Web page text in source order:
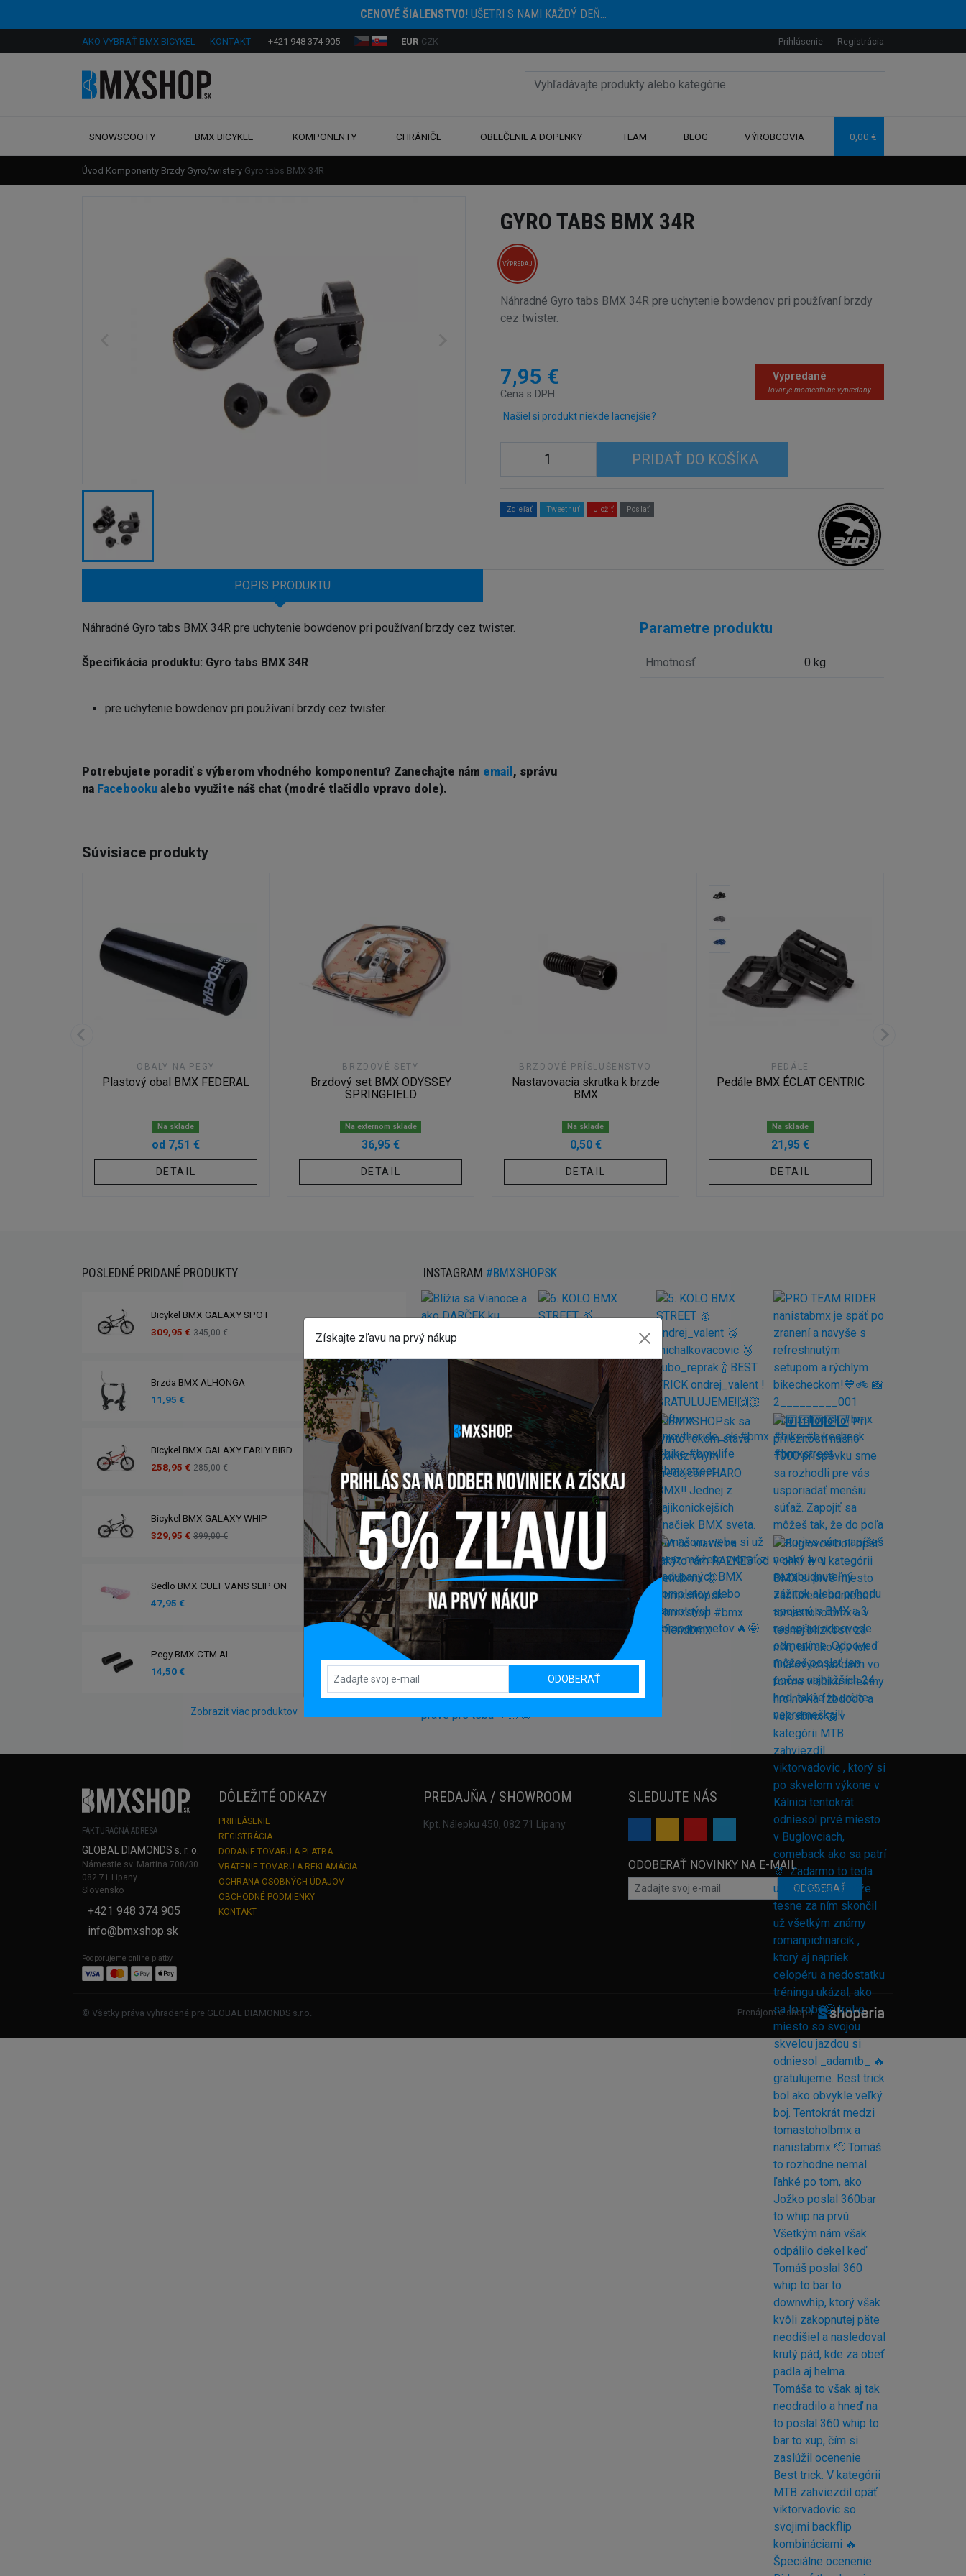
CENOVÉ ŠIALENSTVO!UŠETRI S NAMI KAŽDÝ DEŇ...
AKO VYBRAŤ BMX BICYKEL KONTAKT +421 948 374 905 EUR CZK Prihlásenie Registrácia
SNOWSCOOTY BMX BICYKLE KOMPONENTY CHRÁNIČE OBLEČENIE A DOPLNKY TEAM BLOG VÝROBCOVIA 0,00 €
Úvod Komponenty Brzdy Gyro/twistery Gyro tabs BMX 34R
GYRO TABS BMX 34R
VÝPREDAJ
Náhradné Gyro tabs BMX 34R pre uchytenie bowdenov pri používaní brzdy
cez twister.
7,95 €
Cena s DPH
Vypredané
Tovar je momentálne vypredaný.
Našiel si produkt niekde lacnejšie?
PRIDAŤ DO KOŠÍKA
Zdieľať Tweetnuť Uložiť Poslať
POPIS PRODUKTU
Náhradné Gyro tabs BMX 34R pre uchytenie bowdenov pri používaní brzdy cez twister.
Špecifikácia produktu: Gyro tabs BMX 34R
pre uchytenie bowdenov pri používaní brzdy cez twister.
Potrebujete poradiť s výberom vhodného komponentu? Zanechajte nám email , správu
na Facebooku alebo využite náš chat (modré tlačidlo vpravo dole).
Parametre produktu
Hmotnosť 0 kg
Súvisiace produkty
OBALY NA PEGY
Plastový obal BMX FEDERAL
Na sklade
od 7,51 €
DETAIL
BRZDOVÉ SETY
Brzdový set BMX ODYSSEY
SPRINGFIELD
Na externom sklade
36,95 €
DETAIL
BRZDOVÉ PRÍSLUŠENSTVO
Nastavovacia skrutka k brzde
BMX
Na sklade
0,50 €
DETAIL
PEDÁLE
Pedále BMX ÉCLAT CENTRIC
Na sklade
21,95 €
DETAIL
POSLEDNÉ PRIDANÉ PRODUKTY
Bicykel BMX GALAXY SPOT
309,95 € 345,00 €
Brzda BMX ALHONGA
11,95 €
Bicykel BMX GALAXY EARLY BIRD
258,95 € 285,00 €
Bicykel BMX GALAXY WHIP
329,95 € 399,00 €
Sedlo BMX CULT VANS SLIP ON
47,95 €
Pegy BMX CTM AL
14,50 €
Zobraziť viac produktov
INSTAGRAM #BMXSHOPSK
FAKTURAČNÁ ADRESA
GLOBAL DIAMONDS s. r. o.
Námestie sv. Martina 708/30
082 71 Lipany
Slovensko
+421 948 374 905
info@bmxshop.sk
Podporujeme online platby
DÔLEŽITÉ ODKAZY
PRIHLÁSENIE
REGISTRÁCIA
DODANIE TOVARU A PLATBA
VRÁTENIE TOVARU A REKLAMÁCIA
OCHRANA OSOBNÝCH ÚDAJOV
OBCHODNÉ PODMIENKY
KONTAKT
PREDAJŇA / SHOWROOM
Kpt. Nálepku 450, 082 71 Lipany
SLEDUJTE NÁS
ODOBERAŤ NOVINKY NA E-MAIL
ODOBERAŤ
© Všetky práva vyhradené pre GLOBAL DIAMONDS s.r.o. Prenájom e-shopu
Získajte zľavu na prvý nákup
ODOBERAŤ